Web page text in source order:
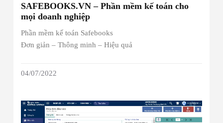
SAFEBOOKS.VN – Phần mềm kế toán cho
mọi doanh nghiệp
Phần mềm kế toán Safebooks
Đơn giản – Thông minh – Hiệu quả
04/07/2022